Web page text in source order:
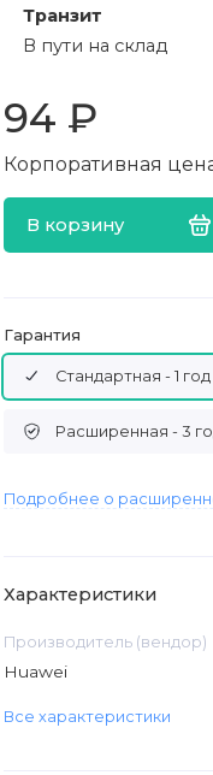
Транзит
В пути на склад
94 ₽
Корпоративная
В корзину
Гарантия
Стандартная - 1 год
Расширенная - 3
Подробнее о
Характеристики
Производитель (вендор)
Huawei
Все характеристики